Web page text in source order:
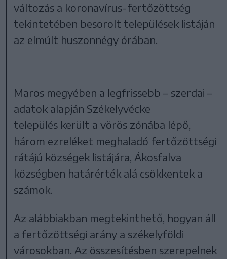
változás a koronavírus-fertőzöttség
tekintetében besorolt települések listáján
az elmúlt huszonnégy órában.
Maros megyében a legfrissebb – szerdai –
adatok alapján Székelyvécke
település került a vörös zónába lépő,
három ezreléket meghaladó fertőzöttségi
rátájú községek listájára, Ákosfalva
községben határérték alá csökkentek a
számok.
Az alábbiakban megtekinthető, hogyan áll
a fertőzöttségi arány a székelyföldi
városokban. Az összesítésben szerepelnek